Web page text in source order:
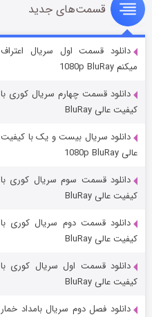
سریال زشت
قسمت۲ (زیرنویس) منتشر شد
مردگان متحرک: شهر مرده ۳
قسمت‌های جدید
دانلود قسمت اول سریال اعتراف
میکنم 1080p BluRay
دانلود قسمت چهارم سریال کوری با
کیفیت عالی BluRay
دانلود سریال بیست و یک با کیفیت
عالی 1080p BluRay
دانلود قسمت سوم سریال کوری با
کیفیت عالی BluRay
دانلود قسمت دوم سریال کوری با
کیفیت عالی BluRay
دانلود قسمت اول سریال کوری با
کیفیت عالی BluRay
دانلود فصل دوم سریال بامداد خمار